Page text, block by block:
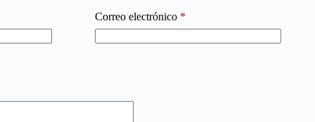
Correo electrónico*